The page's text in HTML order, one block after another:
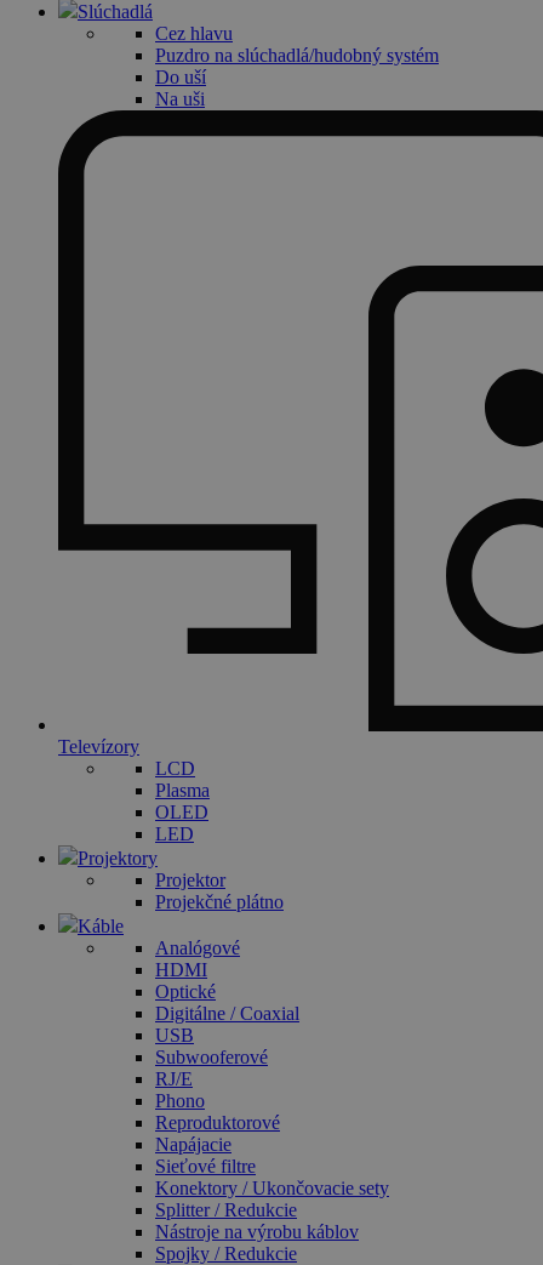
Slúchadlá
Cez hlavu
Puzdro na slúchadlá/hudobný systém
Do uší
Na uši
Televízory
LCD
Plasma
OLED
LED
Projektory
Projektor
Projekčné plátno
Káble
Analógové
HDMI
Optické
Digitálne / Coaxial
USB
Subwooferové
RJ/E
Phono
Reproduktorové
Napájacie
Sieťové filtre
Konektory / Ukončovacie sety
Splitter / Redukcie
Nástroje na výrobu káblov
Spojky / Redukcie